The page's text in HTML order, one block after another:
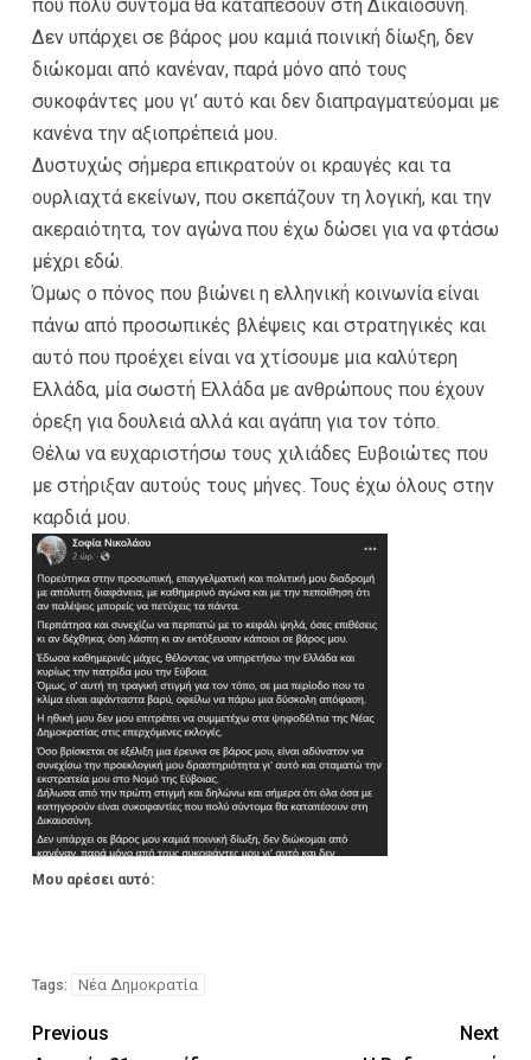
που πολύ σύντομα θα καταπέσουν στη Δικαιοσύνη.
Δεν υπάρχει σε βάρος μου καμιά ποινική δίωξη, δεν
διώκομαι από κανέναν, παρά μόνο από τους
συκοφάντες μου γι’ αυτό και δεν διαπραγματεύομαι με
κανένα την αξιοπρέπειά μου.
Δυστυχώς σήμερα επικρατούν οι κραυγές και τα
ουρλιαχτά εκείνων, που σκεπάζουν τη λογική, και την
ακεραιότητα, τον αγώνα που έχω δώσει για να φτάσω
μέχρι εδώ.
Όμως ο πόνος που βιώνει η ελληνική κοινωνία είναι
πάνω από προσωπικές βλέψεις και στρατηγικές και
αυτό που προέχει είναι να χτίσουμε μια καλύτερη
Ελλάδα, μία σωστή Ελλάδα με ανθρώπους που έχουν
όρεξη για δουλειά αλλά και αγάπη για τον τόπο.
Θέλω να ευχαριστήσω τους χιλιάδες Ευβοιώτες που
με στήριξαν αυτούς τους μήνες. Τους έχω όλους στην
καρδιά μου.
Μου αρέσει αυτό:
Tags: Νέα Δημοκρατία
Previous
Next